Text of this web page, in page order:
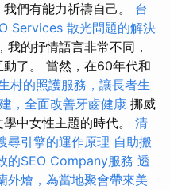
們有能力祈禱自己。 台
Services 散光問題的解決
我的抒情語言非常不同，
了。 當然，在60年代和
村的照護服務，讓長者生
，全面改善牙齒健康 挪威
中女性主題的時代。 清
尋引擎的運作原理 自助搬
的SEO Company服務 透
外燴，為當地聚會帶來美